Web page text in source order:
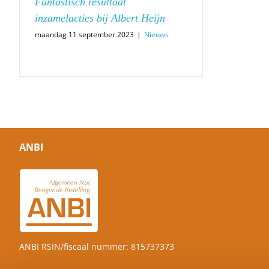
inzamelacties bij Albert Heijn
maandag 11 september 2023 | Nieuws
ANBI
ANBI RSIN/fiscaal nummer: 815737373